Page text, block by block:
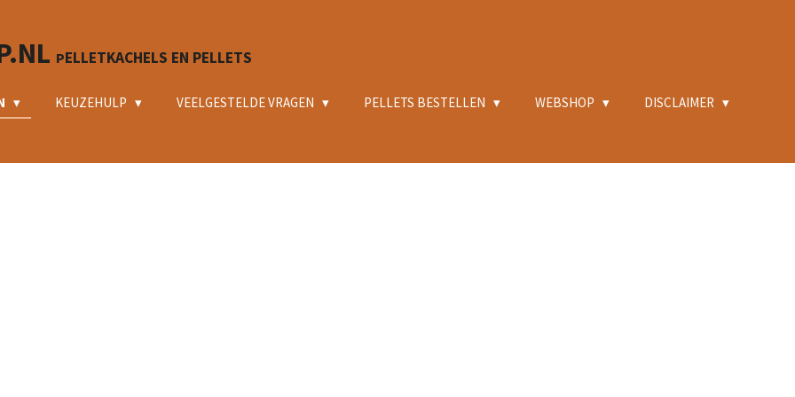
PELLETKACHELS EN PELLETS
KEUZEHULP VEELGESTELDE VRAGEN PELLETS BESTELLEN WEBSHOP
DISCLAIMER